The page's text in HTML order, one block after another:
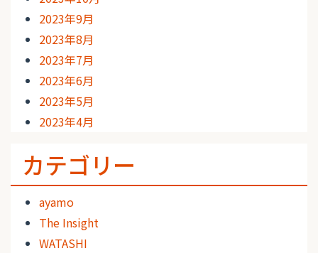
2023年9月
2023年8月
2023年7月
2023年6月
2023年5月
2023年4月
カテゴリー
ayamo
The Insight
WATASHI